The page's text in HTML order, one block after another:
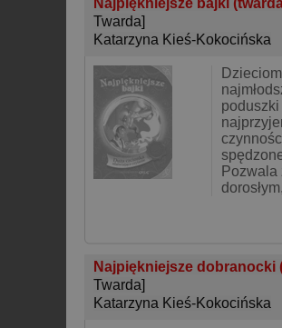
Najpiękniejsze bajki
Twarda]
Katarzyna Kieś-Kokocińska
Pozwala
Najpiękniejsze dobranocki
Twarda]
Katarzyna Kieś-Kokocińska